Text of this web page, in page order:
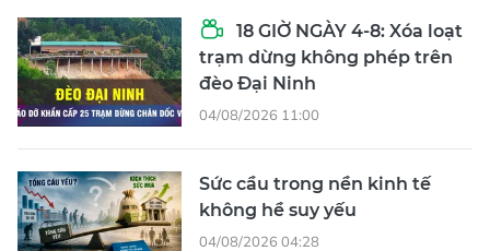
18 GIỜ NGÀY 4-8: Xóa loạt
trạm dừng không phép trên
đèo Đại Ninh
04/08/2026 11:00
Sức cầu trong nền kinh tế
không hề suy yếu
04/08/2026 04:28